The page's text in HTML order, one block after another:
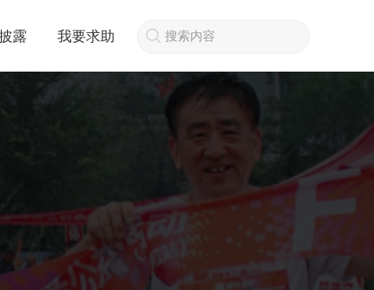
露 我要求助